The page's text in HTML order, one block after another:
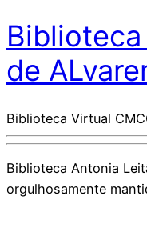
de
Biblioteca Virtual
Biblioteca Antonia
orgulhosamente